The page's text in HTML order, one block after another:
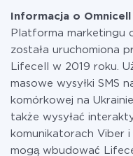
Informacja o Omnicell
Platforma marketingu
została uruchomiona
Lifecell w 2019 roku.
masowe wysyłki SMS
komórkowej na
także wysyłać
komunikatorach Viber
mogą wbudować